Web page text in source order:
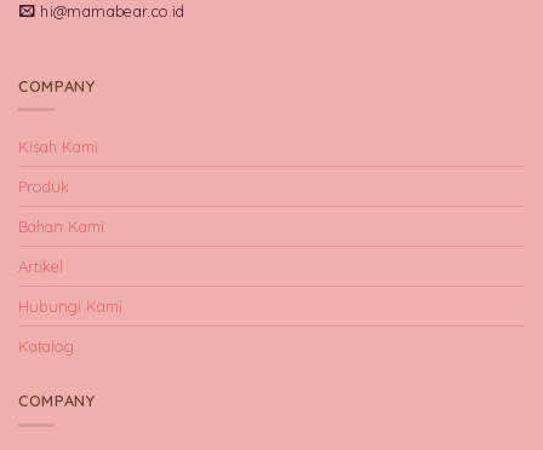
hi@mamabear.co.id
COMPANY
Kisah Kami
Produk
Bahan Kami
Artikel
Hubungi Kami
Katalog
COMPANY